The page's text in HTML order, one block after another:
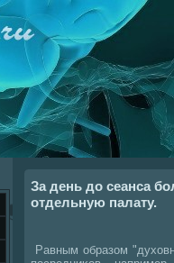
За день до сеанса
отдельную палату.
Равным образом